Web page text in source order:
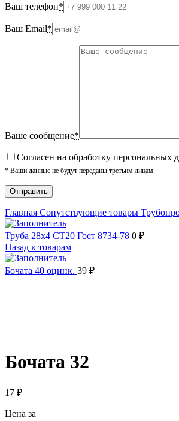
Ваш телефон*
Ваш Email*
Ваше сообщение*
Cогласен на обработку персональных
* Ваши данные не будут переданы третьим лицам.
Главная Сопутствующие товары
Труба 28х4 СТ20 Гост 8734-78 0 ₽
Назад к товарам
Бочата 40 оцинк. 39 ₽
Бочата 32
17 ₽
Цена за